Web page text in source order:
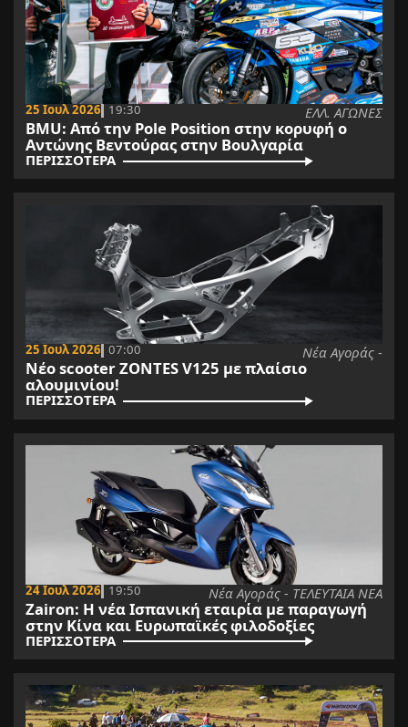
25 Ιουλ 2026 19:30 ΕΛΛ. ΑΓΩΝΕΣ
BMU: Από την Pole Position στην κορυφή ο
Αντώνης Βεντούρας στην Βουλγαρία
ΠΕΡΙΣΣΟΤΕΡΑ
25 Ιουλ 2026 07:00 Νέα Αγοράς -
Νέο scooter ZONTES V125 με πλαίσιο
αλουμινίου!
ΠΕΡΙΣΣΟΤΕΡΑ
24 Ιουλ 2026 19:50 Νέα Αγοράς - ΤΕΛΕΥΤΑΙΑ ΝΕΑ
Zairon: Η νέα Ισπανική εταιρία με παραγωγή
στην Κίνα και Ευρωπαϊκές φιλοδοξίες
ΠΕΡΙΣΣΟΤΕΡΑ